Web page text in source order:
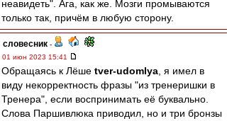
неавидеть". Ага, как же. Мозги промываются
только так, причём в любую сторону.
словесник -
01 июн 2023 15:41
Обращаясь к Лёше tver-udomlya , я имел в
виду некорректность фразы "из тренеришки в
Тренера", если воспринимать её буквально.
Слова Паршивлюка приводил, но и три бронзы